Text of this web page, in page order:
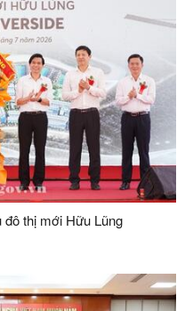
đô thị mới Hữu Lũng